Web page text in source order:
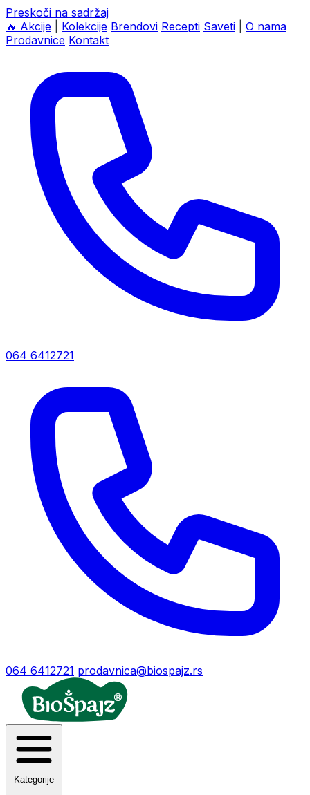
Preskoči na sadržaj
🔥 Akcije Kolekcije Brendovi Recepti Saveti
O nama
Prodavnice Kontakt
064 6412721
064 6412721 prodavnica@biospajz.rs
Kategorije